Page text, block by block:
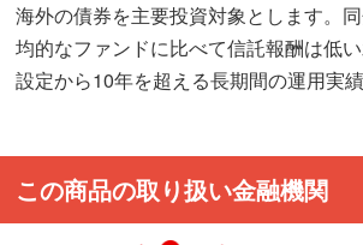
海外の債券を主要投資対象とします。
均的なファンドに比べて信託報酬は低い
設定から10年を超える長期間の運用実績
この商品の取り扱い金融機関